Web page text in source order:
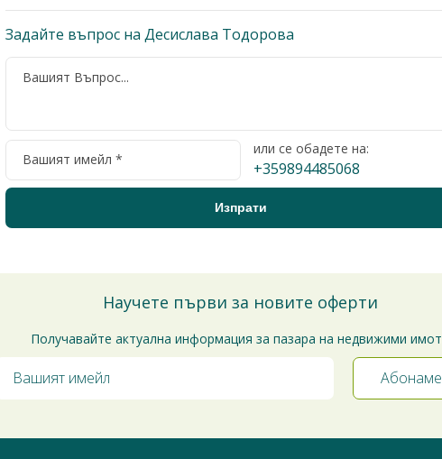
Задайте въпрос на Десислава Тодорова
или се обадете на:
+359894485068
Научете първи за новите оферти
Получавайте актуална информация за пазара на недвижими